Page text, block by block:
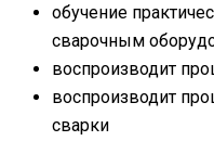
обучение
сварочным
воспроизводит
воспроизводит
сварки